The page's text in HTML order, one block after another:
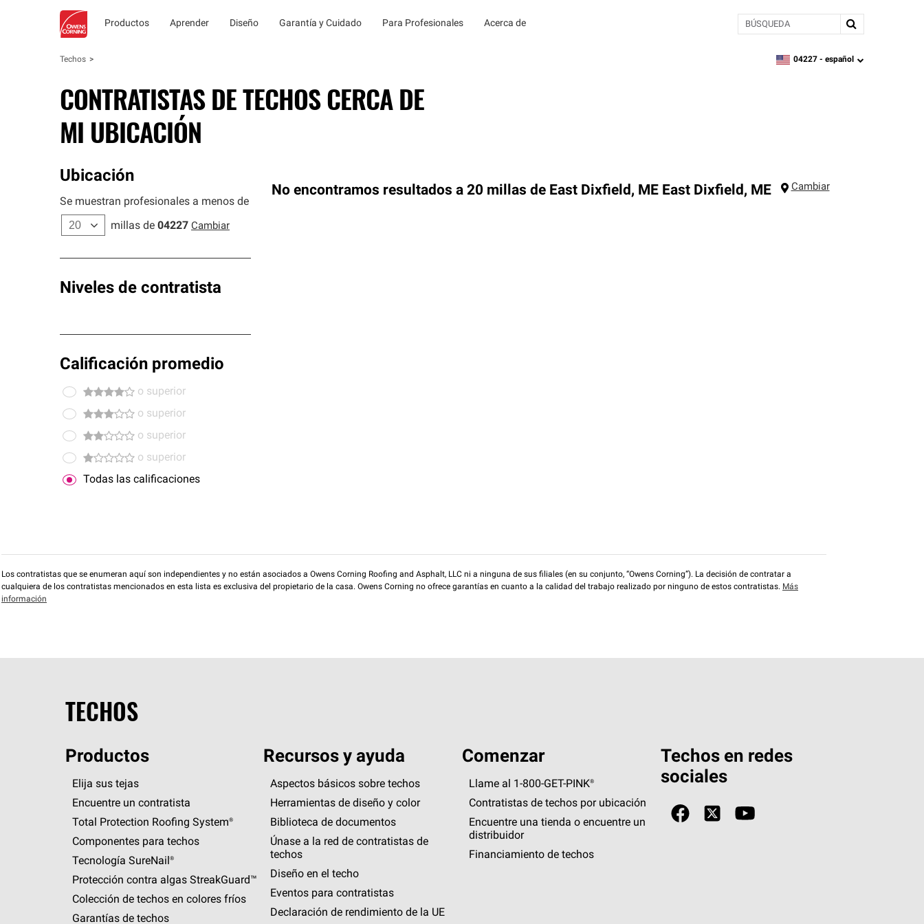
Productos Aprender Diseño Garantía y Cuidado Para Profesionales Acerca de BÚSQUEDA
Techos zipcode,language
04227 - español
CONTRATISTAS DE TECHOS CERCA DE
MI UBICACIÓN
Ubicación
Se muestran profesionales a menos de
millas de 04227 Cambiar
Niveles de contratista
Calificación promedio
o superior
o superior
o superior
o superior
Todas las calificaciones
No encontramos resultados a 20 millas de East Dixfield, ME East Dixfield , ME Cambiar
Los contratistas que se enumeran aquí son independientes y no están asociados a Owens Corning Roofing and Asphalt, LLC ni a ninguna de sus filiales (en su conjunto, “Owens Corning”). La decisión de contratar a
cualquiera de los contratistas mencionados en esta lista es exclusiva del propietario de la casa. Owens Corning no ofrece garantías en cuanto a la calidad del trabajo realizado por ninguno de estos contratistas. Más
información
TECHOS
Productos
Elija sus tejas
Encuentre un contratista
Total Protection Roofing System®
Componentes para techos
Tecnología SureNail®
Protección contra algas StreakGuard™
Colección de techos en colores fríos
Garantías de techos
Recursos y ayuda
Aspectos básicos sobre techos
Herramientas de diseño y color
Biblioteca de documentos
Únase a la red de contratistas de
techos
Diseño en el techo
Eventos para contratistas
Declaración de rendimiento de la UE
Comenzar
Llame al 1-800-GET -PINK®
Contratistas de techos por ubicación
Encuentre una tienda o encuentre un
distribuidor
Financiamiento de techos
Techos en redes
sociales